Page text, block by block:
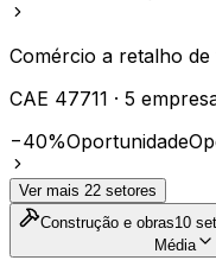
Comércio a retalho
CAE 47711 · 5
−40%Oportunidade
Ver mais 22 setores
Construção e obras10
Média